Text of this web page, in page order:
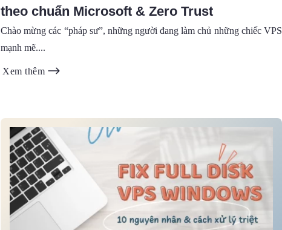
theo chuẩn Microsoft & Zero Trust
Chào mừng các “pháp sư”, những người đang làm chủ những chiếc VPS
mạnh mẽ....
Xem thêm